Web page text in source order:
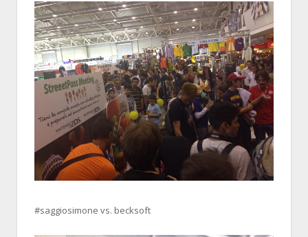
#saggiosimone vs. becksoft